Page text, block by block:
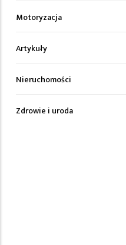
Motoryzacja
Artykuły
Nieruchomości
Zdrowie i uroda